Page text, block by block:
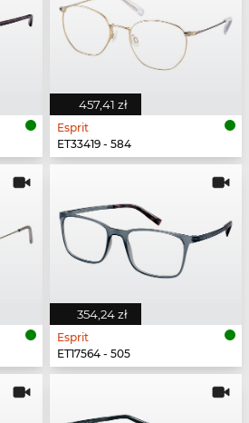
457,41 zł
Esprit
ET33419 - 584
354,24 zł
Esprit
ET17564 - 505